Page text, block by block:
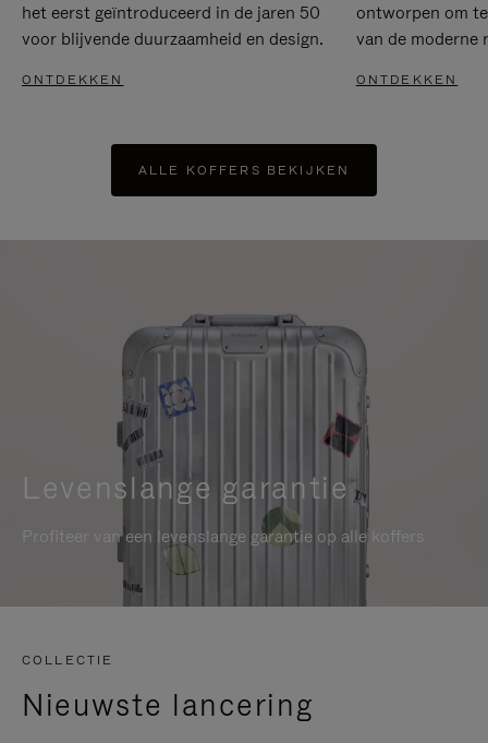
het eerst geïntroduceerd in de jaren 50
voor blijvende duurzaamheid en design.
ONTDEKKEN
ontworpen om
van de moderne
ONTDEKKEN
ALLE KOFFERS BEKIJKEN
Levenslange garantie
Profiteer van een levenslange garantie op alle koffers
COLLECTIE
Nieuwste lancering